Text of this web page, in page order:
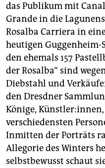
das Publikum mit
Grande in die
Rosalba Carriera in
heutigen
den ehemals 157
der Rosalba“ sind
Diebstahl und
den Dresdner
Könige,
verschiedensten
Inmitten der Porträts
Allegorie des Winters
selbstbewusst schaut